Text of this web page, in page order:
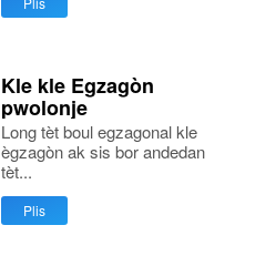
Kle kle Egzagòn
pwolonje
Long tèt boul egzagonal kle
ègzagòn ak sis bor andedan
tèt...
Plis